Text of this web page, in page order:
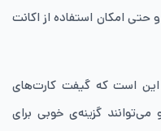
امکان استفاده از اکانت
این است که گیفت کارت‌های
گزینه‌ی خوبی برای